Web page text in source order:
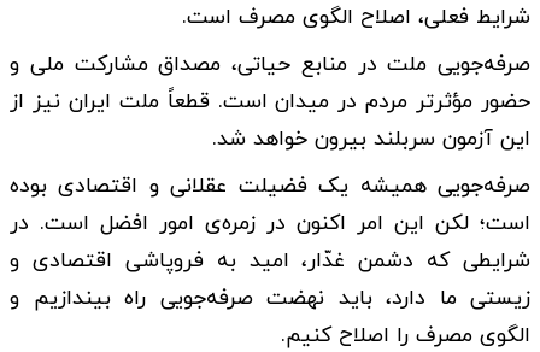
شرایط فعلی، اصلاح الگوی مصرف است.
صرفه‌جویی ملت در منابع حیاتی، مصداق مشارکت ملی و
حضور مؤثرتر مردم در میدان است. قطعاً ملت ایران نیز از
این آزمون سربلند بیرون خواهد شد.
صرفه‌جویی همیشه یک فضیلت عقلانی و اقتصادی بوده
است؛ لکن این امر اکنون در زمره‌ی امور افضل است. در
شرایطی که دشمن غدّار، امید به فروپاشی اقتصادی و
زیستی ما دارد، باید نهضت صرفه‌جویی راه بیندازیم و
الگوی مصرف را اصلاح کنیم.